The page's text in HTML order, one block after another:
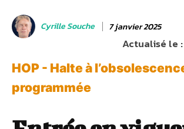
Cyrille Souche 7 janvier 2025
Actualisé le :
HOP - Halte à
programmée